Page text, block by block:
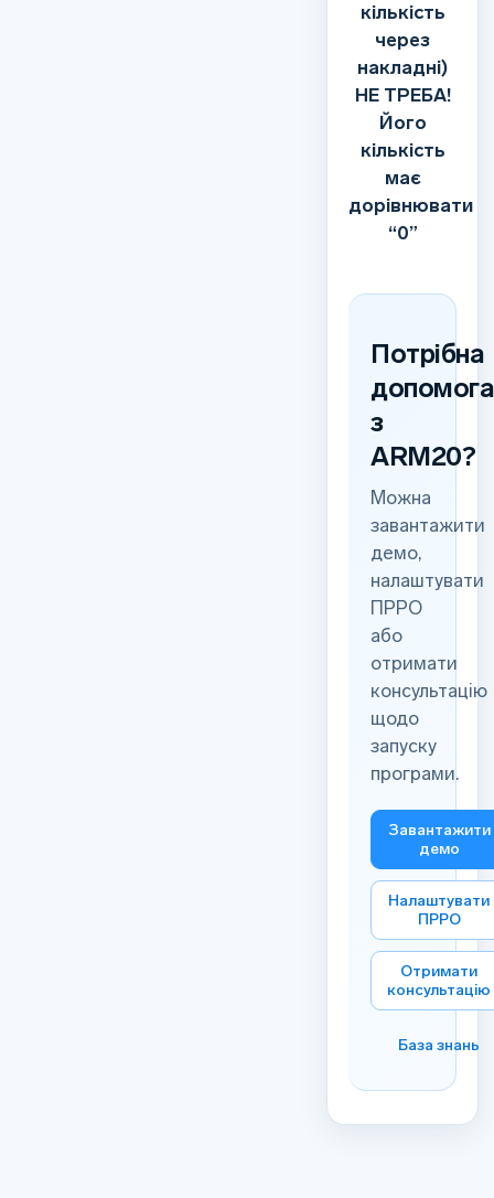
кількість
через
накладні)
НЕ ТРЕБА!
Його
кількість
має
дорівнювати
“0”
Потрібна
допомога
з
ARM20?
Можна
завантажити
демо,
налаштувати
ПРРО
або
отримати
консультацію
щодо
запуску
програми.
Завантажити
демо
Налаштувати
ПРРО
Отримати
консультацію
База знань